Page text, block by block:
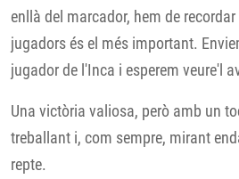
enllà del marcador, hem de
jugadors és el més important.
jugador de l'Inca i esperem veure'l
Una victòria valiosa, però amb un
treballant i, com sempre, mirant
repte.